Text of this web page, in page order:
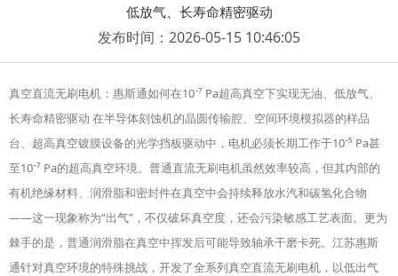
低放气、长寿命精密驱动
发布时间：2026-05-15 10:46:05
真空直流无刷电机：惠斯通如何在10⁻⁷ Pa超高真空下实现无油、低放气、
长寿命精密驱动 在半导体刻蚀机的晶圆传输腔、空间环境模拟器的样品
台、超高真空镀膜设备的光学挡板驱动中，电机必须长期工作于10⁻⁵ Pa甚
至10⁻⁷ Pa的超高真空环境。普通直流无刷电机虽然效率较高，但其内部的
有机绝缘材料、润滑脂和密封件在真空中会持续释放水汽和碳氢化合物
——这一现象称为“出气”，不仅破坏真空度，还会污染敏感工艺表面。更为
棘手的是，普通润滑脂在真空中挥发后可能导致轴承干磨卡死。江苏惠斯
通针对真空环境的特殊挑战，开发了全系列真空直流无刷电机，以低出气